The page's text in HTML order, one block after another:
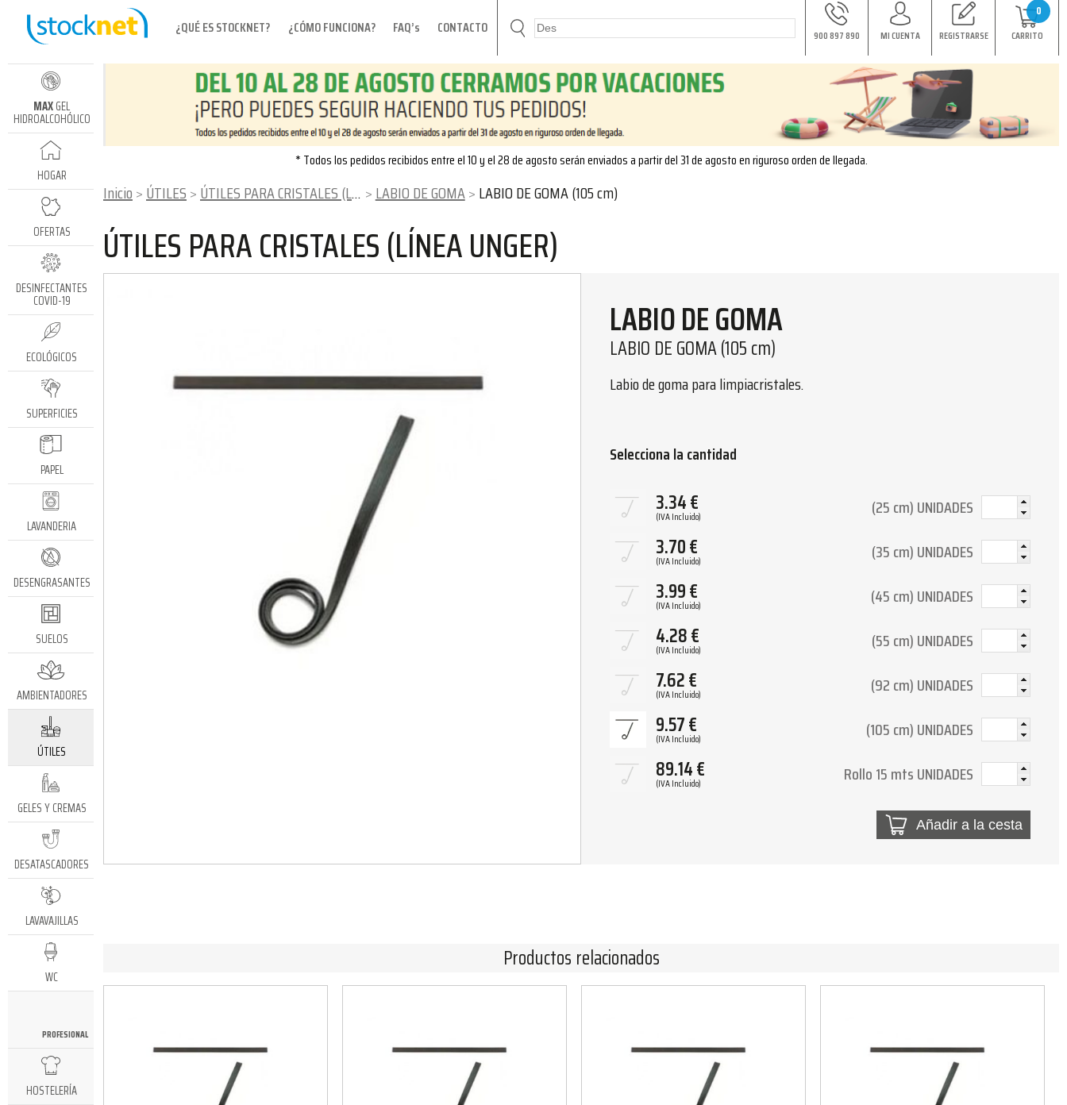
¿QUÉ ES STOCKNET? ¿CÓMO FUNCIONA? FAQ’s CONTACTO 900 897 890 MI CUENTA REGISTRARSE
0
CARRITO
MAXGEL
HIDROALCOHÓLICO
HOGAR
OFERTAS
DESINFECTANTES
COVID-19
ECOLÓGICOS
SUPERFICIES
PAPEL
LAVANDERIA
DESENGRASANTES
SUELOS
AMBIENTADORES
ÚTILES
GELES Y CREMAS
DESATASCADORES
LAVAVAJILLAS
WC
PROFESIONAL
HOSTELERÍA
* Todos los pedidos recibidos entre el 10 y el 28 de agosto serán enviados a partir del 31 de agosto en riguroso orden de llegada.
Inicio ÚTILES ÚTILES PARA CRISTALES (LÍNEA UNGER) LABIO DE GOMA LABIO DE GOMA (105 cm)
ÚTILES PARA CRISTALES (LÍNEA UNGER)
LABIO DE GOMA
LABIO DE GOMA (105 cm)
Labio de goma para limpiacristales.
Selecciona la cantidad
3.34€
(IVA Incluido) (25 cm) UNIDADES
3.70€
(IVA Incluido) (35 cm) UNIDADES
3.99€
(IVA Incluido) (45 cm) UNIDADES
4.28€
(IVA Incluido) (55 cm) UNIDADES
7.62€
(IVA Incluido) (92 cm) UNIDADES
9.57€
(IVA Incluido) (105 cm) UNIDADES
89.14€
(IVA Incluido) Rollo 15 mts UNIDADES
Añadir a la cesta
Productos relacionados